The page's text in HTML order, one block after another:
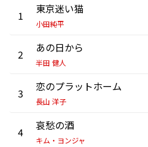
1 東京迷い猫
小田純平
2 あの日から
半田 健人
3 恋のプラットホーム
長山 洋子
4 哀愁の酒
キム・ヨンジャ